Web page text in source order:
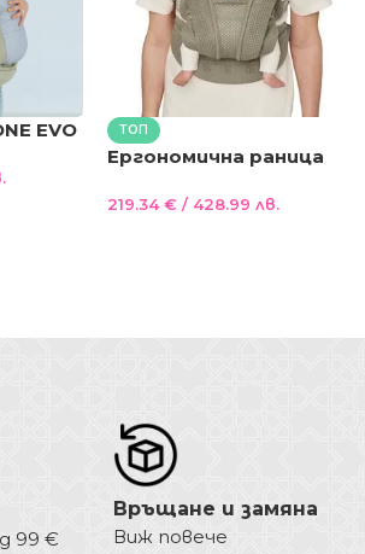
EVO
с
ТОП
Ергономична раница
Edition от мрежеста
219.34€ / 428.99 лв.
99 €
Връщане и замяна
Виж повече